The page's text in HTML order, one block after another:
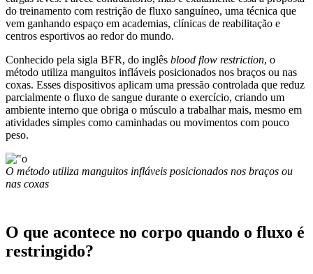
do treinamento com restrição de fluxo sanguíneo, uma técnica que
vem ganhando espaço em academias, clínicas de reabilitação e
centros esportivos ao redor do mundo.
Conhecido pela sigla BFR, do inglês blood flow restriction, o
método utiliza manguitos infláveis posicionados nos braços ou nas
coxas. Esses dispositivos aplicam uma pressão controlada que reduz
parcialmente o fluxo de sangue durante o exercício, criando um
ambiente interno que obriga o músculo a trabalhar mais, mesmo em
atividades simples como caminhadas ou movimentos com pouco
peso.
O método utiliza manguitos infláveis posicionados nos braços ou
nas coxas
O que acontece no corpo quando o fluxo é
restringido?